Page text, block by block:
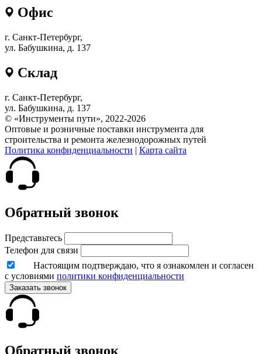
Офис
г. Санкт-Петербург,
ул. Бабушкина, д. 137
Склад
г. Санкт-Петербург,
ул. Бабушкина, д. 137
© «Инструменты пути», 2022-2026
Оптовые и розничные поставки инструмента для
строительства и ремонта железнодорожных путей
Политика конфиденциальности | Карта сайта
Обратный звонок
Представьтесь
Телефон для связи
Настоящим подтверждаю, что я ознакомлен и согласен
с условиями политики конфиденциальности
Заказать звонок
Обратный звонок